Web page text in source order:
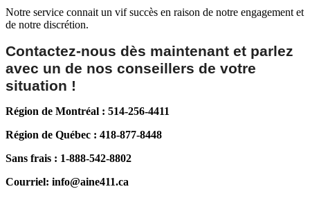
Notre service connait un vif succès en raison de notre engagement et
de notre discrétion.
Contactez-nous dès maintenant et parlez
avec un de nos conseillers de votre
situation !
Région de Montréal : 514-256-4411
Région de Québec : 418-877-8448
Sans frais : 1-888-542-8802
Courriel: info@aine411.ca